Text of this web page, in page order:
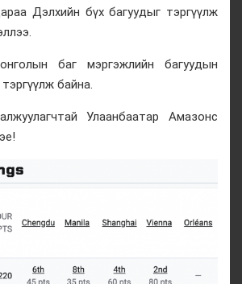
Дэлхийн бүх багуудыг тэргүүлж
баг мэргэжлийн багуудын
байна.
Улаанбаатар Амазонс